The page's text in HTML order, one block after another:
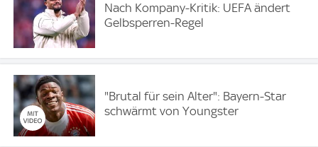
Nach Kompany-Kritik: UEFA ändert
Gelbsperren-Regel
"Brutal für sein Alter": Bayern-Star
schwärmt von Youngster